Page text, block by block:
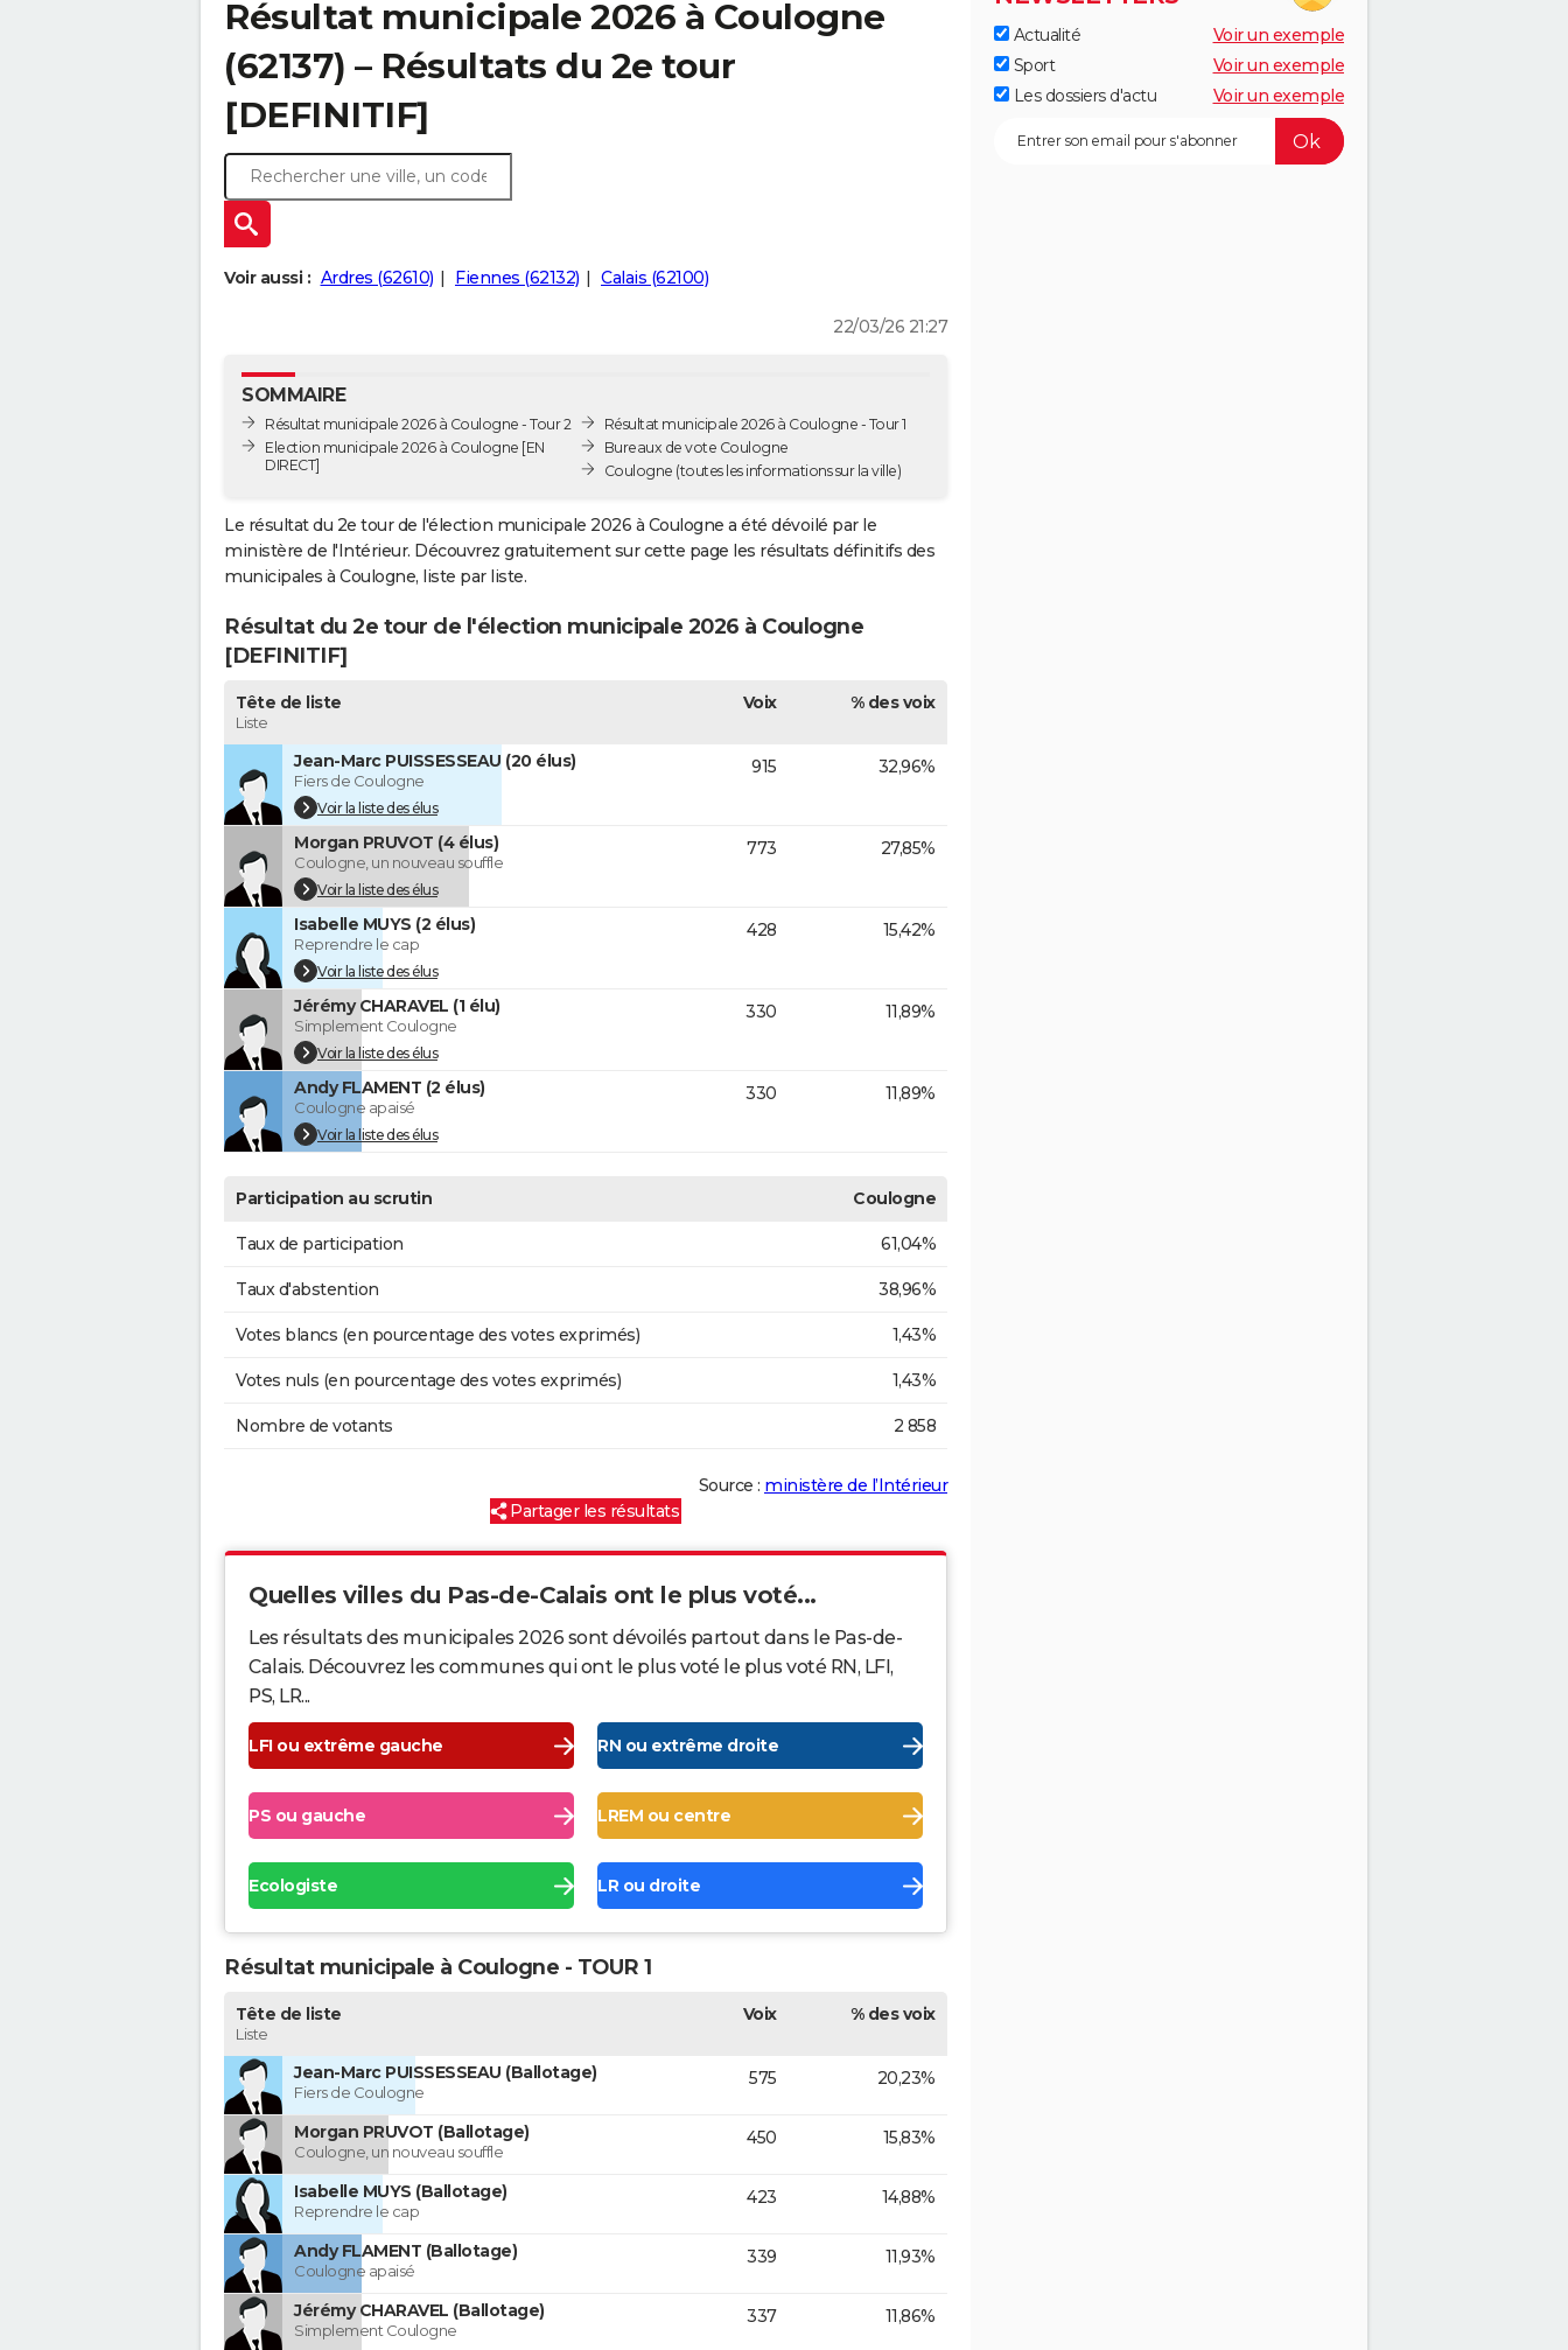
Résultat municipale 2026 à Coulogne
(62137) – Résultats du 2e tour
[DEFINITIF]
Voir aussi : Ardres (62610) Fiennes (62132) Calais (62100)
22/03/26 21:27
SOMMAIRE
Résultat municipale 2026 à Coulogne - Tour 2
Election municipale 2026 à Coulogne [EN
DIRECT]
Résultat municipale 2026 à Coulogne - Tour 1
Bureaux de vote Coulogne
Coulogne (toutes les informations sur la ville)
Le résultat du 2e tour de l'élection municipale 2026 à Coulogne a été dévoilé par le
ministère de l'Intérieur. Découvrez gratuitement sur cette page les résultats définitifs des
municipales à Coulogne, liste par liste.
Résultat du 2e tour de l'élection municipale 2026 à Coulogne
[DEFINITIF]
Tête de liste
Liste
Voix % des voix
Jean-Marc PUISSESSEAU (20 élus)
Fiers de Coulogne
Voir la liste des élus
915 32,96%
Morgan PRUVOT (4 élus)
Coulogne, un nouveau souffle
Voir la liste des élus
773 27,85%
Isabelle MUYS (2 élus)
Reprendre le cap
Voir la liste des élus
428 15,42%
Jérémy CHARAVEL (1 élu)
Simplement Coulogne
Voir la liste des élus
330 11,89%
Andy FLAMENT (2 élus)
Coulogne apaisé
Voir la liste des élus
330 11,89%
Participation au scrutin Coulogne
Taux de participation 61,04%
Taux d'abstention 38,96%
Votes blancs (en pourcentage des votes exprimés) 1,43%
Votes nuls (en pourcentage des votes exprimés) 1,43%
Nombre de votants 2 858
Source : ministère de l’Intérieur
Partager les résultats
Quelles villes du Pas-de-Calais ont le plus voté...
Les résultats des municipales 2026 sont dévoilés partout dans le Pas-de-
Calais. Découvrez les communes qui ont le plus voté le plus voté RN, LFI,
PS, LR...
LFI ou extrême gauche RN ou extrême droite
PS ou gauche LREM ou centre
Ecologiste LR ou droite
Résultat municipale à Coulogne - TOUR 1
Tête de liste
Liste
Voix % des voix
Jean-Marc PUISSESSEAU (Ballotage)
Fiers de Coulogne
575 20,23%
Morgan PRUVOT (Ballotage)
Coulogne, un nouveau souffle
450 15,83%
Isabelle MUYS (Ballotage)
Reprendre le cap
423 14,88%
Andy FLAMENT (Ballotage)
Coulogne apaisé
339 11,93%
Jérémy CHARAVEL (Ballotage)
Simplement Coulogne
337 11,86%
Actualité
Voir un exemple
Sport
Voir un exemple
Les dossiers d'actu
Voir un exemple